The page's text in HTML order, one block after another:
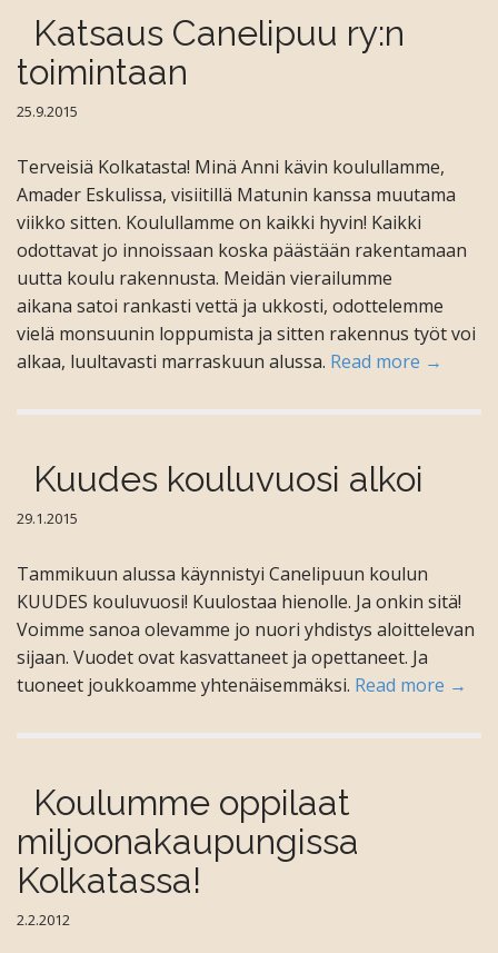
Katsaus Canelipuu ry:n
toimintaan
25.9.2015
Terveisiä Kolkatasta! Minä Anni kävin koulullamme,
Amader Eskulissa, visiitillä Matunin kanssa muutama
viikko sitten. Koulullamme on kaikki hyvin! Kaikki
odottavat jo innoissaan koska päästään rakentamaan
uutta koulu rakennusta. Meidän vierailumme
aikana satoi rankasti vettä ja ukkosti, odottelemme
vielä monsuunin loppumista ja sitten rakennus työt voi
alkaa, luultavasti marraskuun alussa. Read more →
Kuudes kouluvuosi alkoi
29.1.2015
Tammikuun alussa käynnistyi Canelipuun koulun
KUUDES kouluvuosi! Kuulostaa hienolle. Ja onkin sitä!
Voimme sanoa olevamme jo nuori yhdistys aloittelevan
sijaan. Vuodet ovat kasvattaneet ja opettaneet. Ja
tuoneet joukkoamme yhtenäisemmäksi. Read more →
Koulumme oppilaat
miljoonakaupungissa
Kolkatassa!
2.2.2012